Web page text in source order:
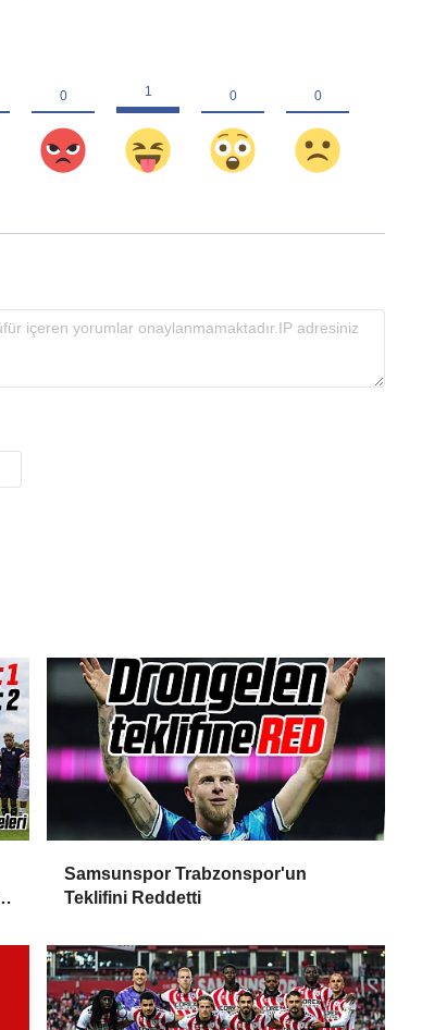
Samsunspor Trabzonspor'un
Teklifini Reddetti